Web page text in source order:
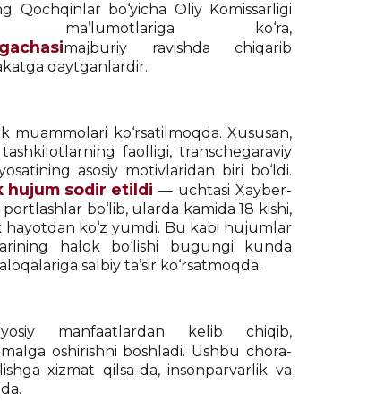
Qochqinlar bo‘yicha Oliy Komissarligi
ko‘ra,
majburiy ravishda chiqarib
qaytganlardir.
muammolari ko‘rsatilmoqda. Xususan,
faolligi, transchegaraviy
asosiy motivlaridan biri bo‘ldi.
hujum sodir etildi — uchtasi Xayber-
bo‘lib, ularda kamida 18 kishi,
ko‘z yumdi. Bu kabi hujumlar
halok bo‘lishi bugungi kunda
salbiy ta’sir ko‘rsatmoqda.
manfaatlardan kelib chiqib,
oshirishni boshladi. Ushbu chora-
xizmat qilsa-da, insonparvarlik va